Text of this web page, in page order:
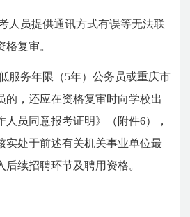
人员提供通讯方式有误等无法联
复审。
服务年限（5年）公务员或重庆市
的，还应在资格复审时向学校出
员同意报考证明》（附件6），
实处于前述有关机关事业单位最
续招聘环节及聘用资格。